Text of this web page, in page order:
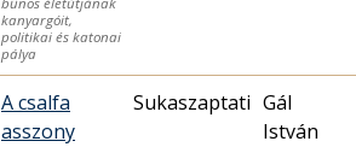
kanyargóit,
politikai és katonai
pálya
A csalfa
asszony
Sukaszaptati Gál
István